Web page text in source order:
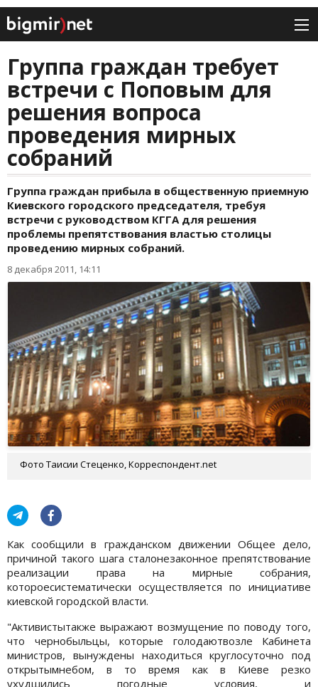
Группа граждан требует
встречи с Поповым для
решения вопроса
проведения мирных
собраний
Группа граждан прибыла в общественную приемную
Киевского городского председателя, требуя
встречи с руководством КГГА для решения
проблемы препятствования властью столицы
проведению мирных собраний.
8 декабря 2011, 14:11
Фото Таисии Стеценко, Корреспондент.net
Как сообщили в гражданском движении Общее дело,
причиной такого шага сталонезаконное препятствование
реализации права на мирные собрания,
котороесистематически осуществляется по инициативе
киевской городской власти.
"Активистытакже выражают возмущение по поводу того,
что чернобыльцы, которые голодаютвозле Кабинета
министров, вынуждены находиться круглосуточно под
открытымнебом, в то время как в Киеве резко
ухудшились погодные условия, и